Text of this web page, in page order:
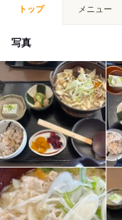
トップ メニュー
写真